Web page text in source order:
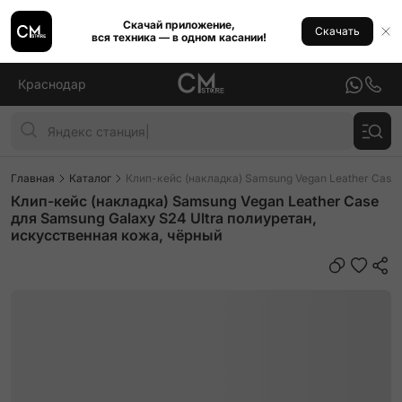
Скачай приложение,
вся техника — в одном касании!
Скачать
Краснодар
Главная Каталог Клип-кейс (накладка) Samsung Vegan Leather
Клип-кейс (накладка) Samsung Vegan Leather Case
для Samsung Galaxy S24 Ultra полиуретан,
искусственная кожа, чёрный